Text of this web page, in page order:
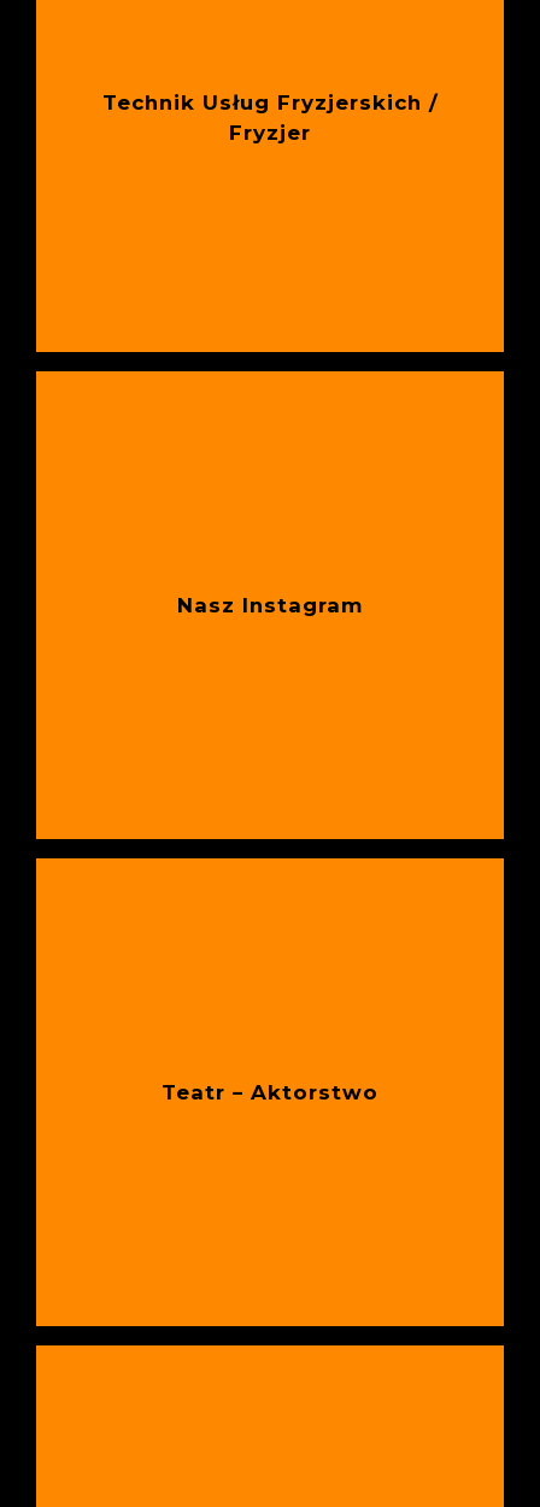
Technik Usług Fryzjerskich /
Fryzjer
Nasz Instagram
Teatr – Aktorstwo